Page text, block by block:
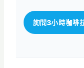
詢問3小時咖啡